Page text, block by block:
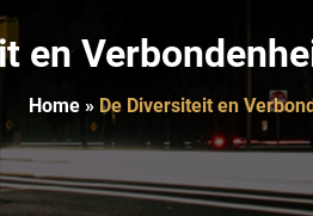
en
Home» De Diversiteit en